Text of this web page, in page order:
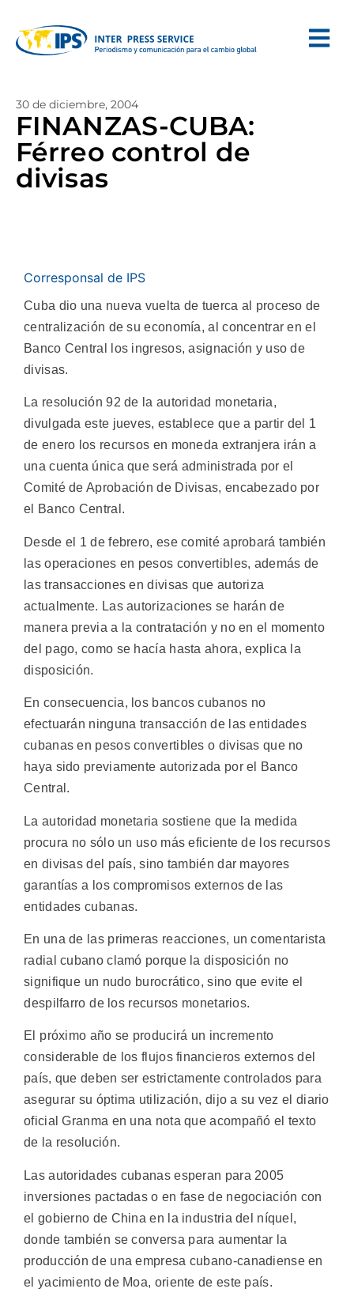
30 de diciembre, 2004
FINANZAS-CUBA:
Férreo control de
divisas
Corresponsal de IPS
Cuba dio una nueva vuelta de tuerca al proceso de
centralización de su economía, al concentrar en el
Banco Central los ingresos, asignación y uso de
divisas.
La resolución 92 de la autoridad monetaria,
divulgada este jueves, establece que a partir del 1
de enero los recursos en moneda extranjera irán a
una cuenta única que será administrada por el
Comité de Aprobación de Divisas, encabezado por
el Banco Central.
Desde el 1 de febrero, ese comité aprobará también
las operaciones en pesos convertibles, además de
las transacciones en divisas que autoriza
actualmente. Las autorizaciones se harán de
manera previa a la contratación y no en el momento
del pago, como se hacía hasta ahora, explica la
disposición.
En consecuencia, los bancos cubanos no
efectuarán ninguna transacción de las entidades
cubanas en pesos convertibles o divisas que no
haya sido previamente autorizada por el Banco
Central.
La autoridad monetaria sostiene que la medida
procura no sólo un uso más eficiente de los recursos
en divisas del país, sino también dar mayores
garantías a los compromisos externos de las
entidades cubanas.
En una de las primeras reacciones, un comentarista
radial cubano clamó porque la disposición no
signifique un nudo burocrático, sino que evite el
despilfarro de los recursos monetarios.
El próximo año se producirá un incremento
considerable de los flujos financieros externos del
país, que deben ser estrictamente controlados para
asegurar su óptima utilización, dijo a su vez el diario
oficial Granma en una nota que acompañó el texto
de la resolución.
Las autoridades cubanas esperan para 2005
inversiones pactadas o en fase de negociación con
el gobierno de China en la industria del níquel,
donde también se conversa para aumentar la
producción de una empresa cubano-canadiense en
el yacimiento de Moa, oriente de este país.